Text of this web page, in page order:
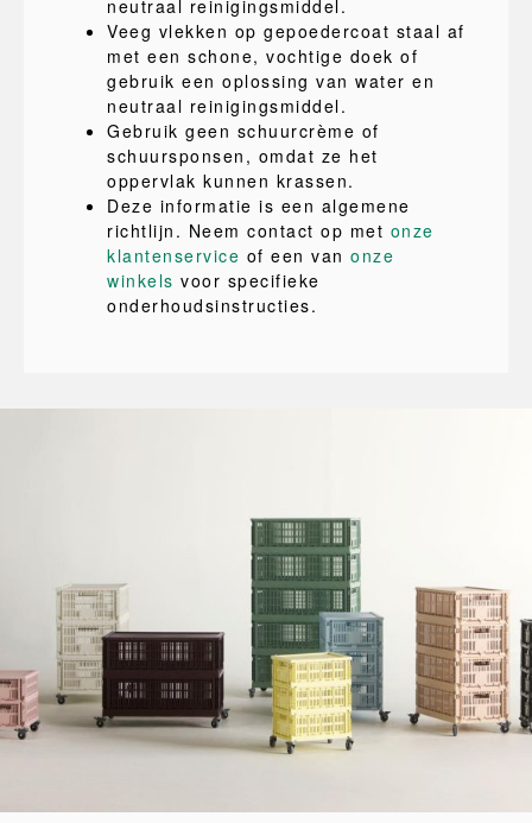
neutraal reinigingsmiddel.
Veeg vlekken op gepoedercoat staal af
met een schone, vochtige doek of
gebruik een oplossing van water en
neutraal reinigingsmiddel.
Gebruik geen schuurcrème of
schuursponsen, omdat ze het
oppervlak kunnen krassen.
Deze informatie is een algemene
richtlijn. Neem contact op met onze
klantenservice of een van onze
winkels voor specifieke
onderhoudsinstructies.